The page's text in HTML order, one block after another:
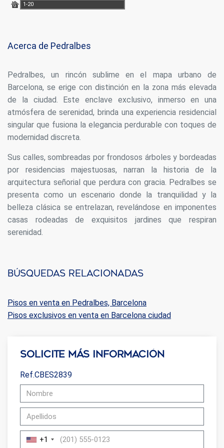
G 1-20
Acerca de Pedralbes
Pedralbes, un rincón sublime en el mapa urbano de
Barcelona, se erige con distinción en la zona más elevada
de la ciudad. Este enclave exclusivo, inmerso en una
atmósfera de serenidad, brinda una experiencia residencial
singular que fusiona la elegancia perdurable con toques de
modernidad discreta.
Sus calles, sombreadas por frondosos árboles y bordeadas
por residencias majestuosas, narran la historia de la
arquitectura señorial que perdura con gracia. Pedralbes se
presenta como un escenario donde la tranquilidad y la
belleza clásica se entrelazan, revelándose en imponentes
casas rodeadas de exquisitos jardines que respiran
serenidad.
Búsquedas relacionadas
Pisos en venta en Pedralbes, Barcelona
Pisos exclusivos en venta en Barcelona ciudad
Solicite más información
Ref.CBES2839
+1
Estas cookies son utilizadas para almacenar información
relacionada con el perfil de navegación del usuario.